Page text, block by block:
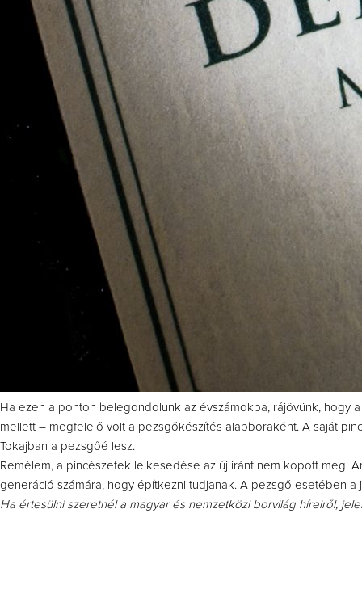
Ha ezen a ponton belegondolunk az évszámokba, rájövünk, hogy
mellett – megfelelő volt a pezsgőkészítés alapboraként. A saját
Tokajban a pezsgőé lesz.
Remélem, a pincészetek lelkesedése az új iránt nem kopott meg.
generáció számára, hogy építkezni tudjanak. A pezsgő esetében
Ha értesülni szeretnél a magyar és nemzetközi borvilág híreiről,